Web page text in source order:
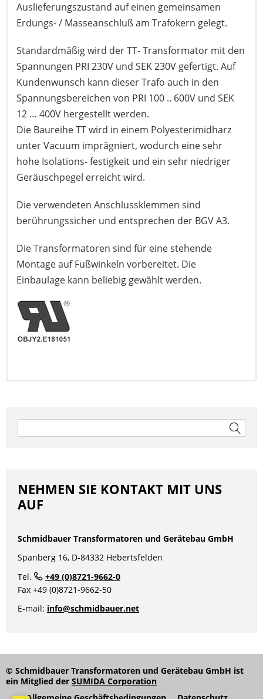
Auslieferungszustand auf einen gemeinsamen
Erdungs- / Masseanschluß am Trafokern gelegt.
Standardmäßig wird der TT- Transformator mit den
Spannungen PRI 230V und SEK 230V gefertigt. Auf
Kundenwunsch kann dieser Trafo auch in den
Spannungsbereichen von PRI 100 .. 600V und SEK
12 … 400V hergestellt werden.
Die Baureihe TT wird in einem Polyesterimidharz
unter Vacuum imprägniert, wodurch eine sehr
hohe Isolations- festigkeit und ein sehr niedriger
Geräuschpegel erreicht wird.
Die verwendeten Anschlussklemmen sind
berührungssicher und entsprechen der BGV A3.
Die Transformatoren sind für eine stehende
Montage auf Fußwinkeln vorbereitet. Die
Einbaulage kann beliebig gewählt werden.
1AC Trenntransformatoren mit
statischer Schirmwicklung und
Schraubklemmen IEC/EN61558-
2-4 UL1446
Ausgangsspannung
12 ….. 400V | 230V
(standard)
NEHMEN SIE KONTAKT MIT UNS
AUF
Schmidbauer Transformatoren und Gerätebau GmbH
Spanberg 16, D-84332 Hebertsfelden
Tel.
+49 (0)8721-9662-0
Fax +49 (0)8721-9662-50
E-mail: info@schmidbauer.net
© Schmidbauer Transformatoren und Gerätebau GmbH ist
ein Mitglied der SUMIDA Corporation